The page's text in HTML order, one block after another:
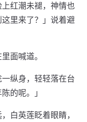
红潮未褪，神情也
里来了？」说着避
面喊道。
纵身，轻轻落在台
的呢。」
白英莲眨着眼睛，